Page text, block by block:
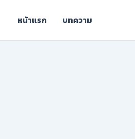
หน้าแรก บทความ